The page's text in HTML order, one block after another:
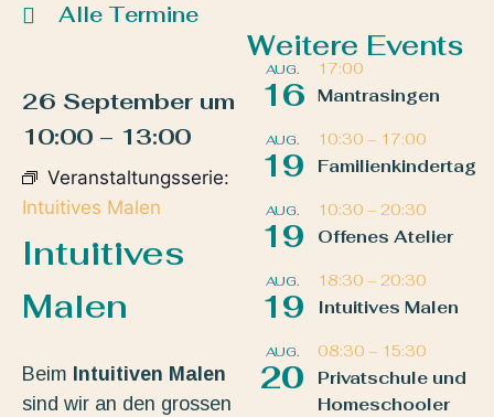
Alle Termine
26 September um
10:00 – 13:00
Veranstaltungsserie:
Intuitives Malen
Intuitives
Malen
Beim Intuitiven Malen
sind wir an den grossen
Weitere Events
AUG.
16
17:00
Mantrasingen
AUG.
19
10:30 – 17:00
Familienkindertag
AUG.
19
10:30 – 20:30
Offenes Atelier
AUG.
19
18:30 – 20:30
Intuitives Malen
AUG.
20
08:30 – 15:30
Privatschule und
Homeschooler